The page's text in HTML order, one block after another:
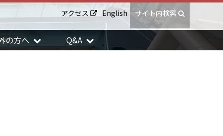
アクセス English サイト内検索
の方へ Q&A